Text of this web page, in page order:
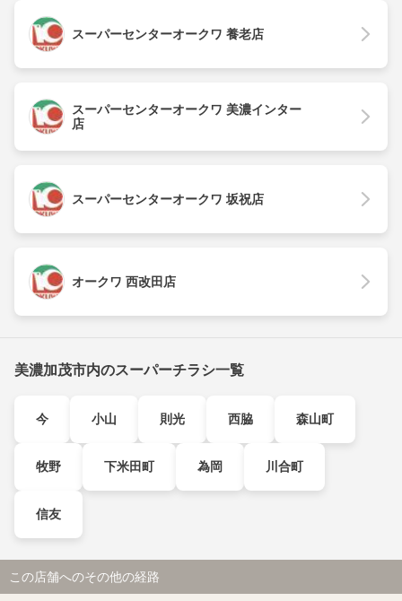
スーパーセンターオークワ 養老店
スーパーセンターオークワ 美濃インター
店
スーパーセンターオークワ 坂祝店
オークワ 西改田店
美濃加茂市内のスーパーチラシ一覧
今 小山 則光 西脇 森山町
牧野 下米田町 為岡 川合町
信友
この店舗へのその他の経路